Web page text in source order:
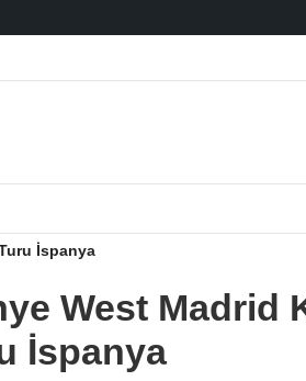
İspanya
West Madrid
İspanya